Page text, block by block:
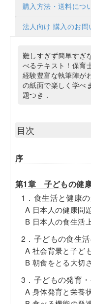
購入方法・送料につ
法人向け 購入のお問
難しすぎず簡単すぎ
べるテキスト！保育
経験豊富な執筆陣が
の紙面で楽しく学べ
題つき．
目次
序
第1章 子どもの健
1．食生活と健康
A 日本人の健康問
B 日本人の食生活
2．子どもの食生
A 社会背景と子ど
B 朝食をとる大切さ
3．子どもの発育
A 身体発育と栄養